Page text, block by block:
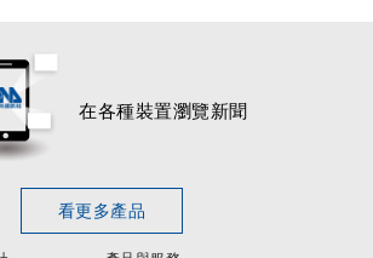
在各種裝置瀏覽新聞
看更多產品